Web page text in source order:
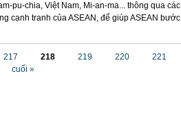
pu-chia, Việt Nam, Mi-an-ma... thông qua các
cạnh tranh của ASEAN, để giúp ASEAN bước
217 218 219 220
221
cuối »